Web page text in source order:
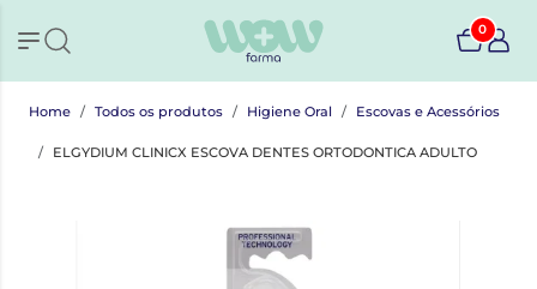
0
Home Todos os produtos Higiene Oral Escovas e Acessórios
ELGYDIUM CLINICX ESCOVA DENTES ORTODONTICA ADULTO